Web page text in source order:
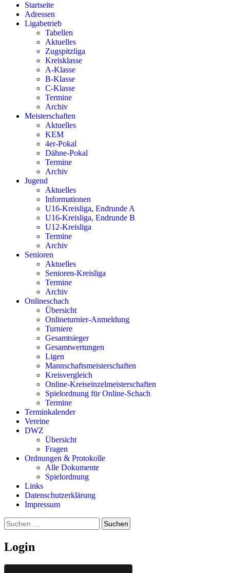
Startseite
Adressen
Ligabetrieb
Tabellen
Aktuelles
Zugspitzliga
Kreisklasse
A-Klasse
B-Klasse
C-Klasse
Termine
Archiv
Meisterschaften
Aktuelles
KEM
4er-Pokal
Dähne-Pokal
Termine
Archiv
Jugend
Aktuelles
Informationen
U16-Kreisliga, Endrunde A
U16-Kreisliga, Endrunde B
U12-Kreisliga
Termine
Archiv
Senioren
Aktuelles
Senioren-Kreisliga
Termine
Archiv
Onlineschach
Übersicht
Onlineturnier-Anmeldung
Turniere
Gesamtsieger
Gesamtwertungen
Ligen
Mannschaftsmeisterschaften
Kreisvergleich
Online-Kreiseinzelmeisterschaften
Spielordnung für Online-Schach
Termine
Terminkalender
Vereine
DWZ
Übersicht
Fragen
Ordnungen & Protokolle
Alle Dokumente
Spielordnung
Links
Datenschutzerklärung
Impressum
Suchen
nach:
Login